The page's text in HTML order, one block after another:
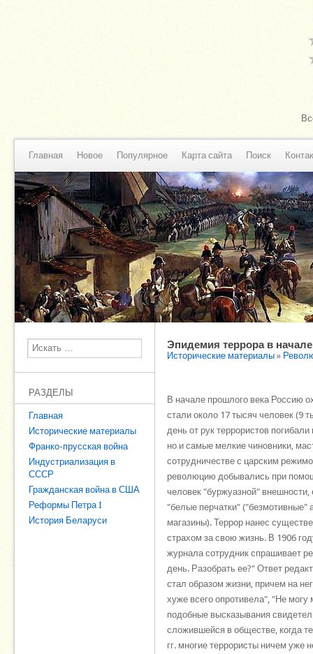
Главная Новое Популярное Карта сайта Поиск
Поиск
РАЗДЕЛЫ
Главная
Исторические материалы
Франко-прусская война
Индустриализация в
СССР
Гражданская война в США
Реформы Петра I
История Беларуси
Эпидемия террора в начале
Исторические материалы »
В начале прошлого века Россию
стали около 17 тысяч человек (9
день от рук террористов
но и самые мелкие чиновники,
сотрудничестве с царским
революцию добывались при
человек "буржуазной"
"белые перчатки" ("безмотивные"
магазины). Террор нанес
страхом за свою жизнь. В 1906
журнала сотрудник спрашивает
день. Разобрать ее?" Ответ
стал образом жизни, причем на
хуже всего опротивела", "Не
подобные высказывания
сложившейся в обществе, когда
гг. многие террористы ничем уже